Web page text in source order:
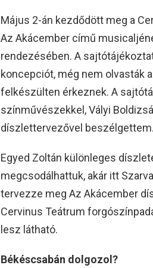
Május 2-án kezdődött meg a
Az Akácember című
rendezésében. A
koncepciót, még nem olvasták
felkészülten érkeznek. A
színművészekkel, Vályi
díszlettervezővel beszélgettem.
Egyed Zoltán különleges
megcsodálhattuk, akár itt
tervezze meg Az Akácember
Cervinus Teátrum
lesz látható.
Békéscsabán dolgozol?